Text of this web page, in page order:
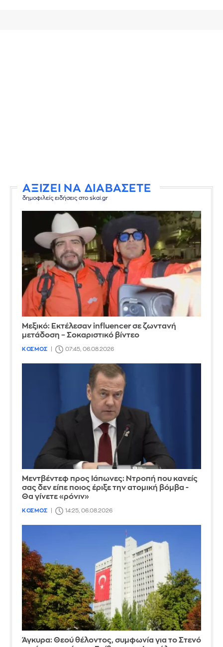
ΑΞΙΖΕΙ ΝΑ ΔΙΑΒΑΣΕΤΕ
δημοφιλείς ειδήσεις στο skai.gr
Μεξικό: Εκτέλεσαν influencer σε ζωντανή
μετάδοση – Σοκαριστικό βίντεο
ΚΟΣΜΟΣ 07:45, 06.08.2026
Μεντβέντεφ προς Ιάπωνες: Ντροπή που κανείς
σας δεν είπε ποιος έριξε την ατομική βόμβα -
Θα γίνετε «ρόνιν»
ΚΟΣΜΟΣ 14:25, 06.08.2026
Άγκυρα: Θεού θέλοντος, συμφωνία για το Στενό